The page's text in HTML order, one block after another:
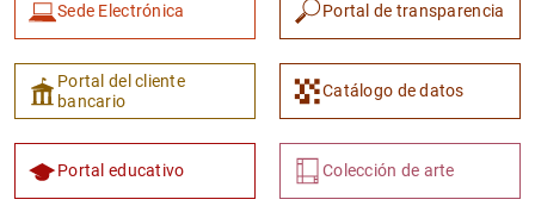
Sede Electrónica Portal de transparencia
Portal del cliente
bancario
Catálogo de datos
Portal educativo Colección de arte